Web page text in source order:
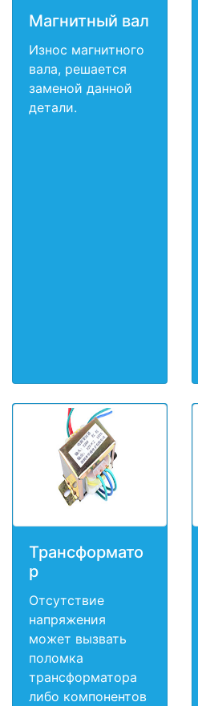
Магнитный вал
Износ магнитного
вала, решается
заменой данной
детали.
Трансформато
р
Отсутствие
напряжения
может вызвать
поломка
трансформатора
либо компонентов